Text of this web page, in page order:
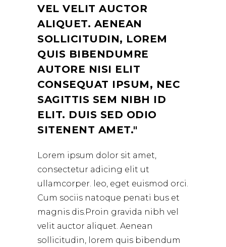
VEL VELIT AUCTOR
ALIQUET. AENEAN
SOLLICITUDIN, LOREM
QUIS BIBENDUMRE
AUTORE NISI ELIT
CONSEQUAT IPSUM, NEC
SAGITTIS SEM NIBH ID
ELIT. DUIS SED ODIO
SITENENT AMET.
Lorem ipsum dolor sit amet,
consectetur adicing elit ut
ullamcorper. leo, eget euismod orci.
Cum sociis natoque penati bus et
magnis dis.Proin gravida nibh vel
velit auctor aliquet. Aenean
sollicitudin, lorem quis bibendum